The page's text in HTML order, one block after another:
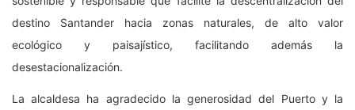
destino Santander hacia zonas naturales, de alto valor
ecológico y paisajístico, facilitando además la
desestacionalización.
La alcaldesa ha agradecido la generosidad del Puerto y la